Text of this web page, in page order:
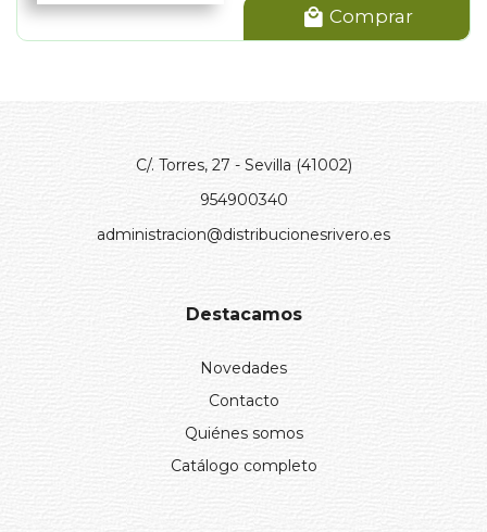
Comprar
C/. Torres, 27 - Sevilla (41002)
954900340
administracion@distribucionesrivero.es
Destacamos
Novedades
Contacto
Quiénes somos
Catálogo completo